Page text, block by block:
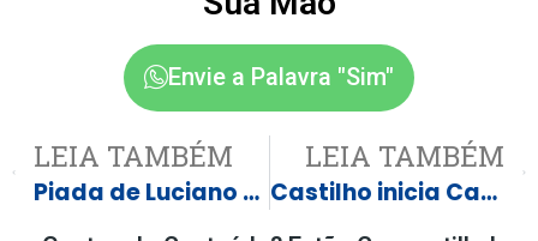
Envie a Palavra "Sim"
LEIA TAMBÉM
Piada de Luciano Huck sobre imigração constrange Milena e revolta web
LEIA TAMBÉM
Castilho inicia Campanha do Agasalho 2026 e amplia pontos de coleta para atender famílias no inverno